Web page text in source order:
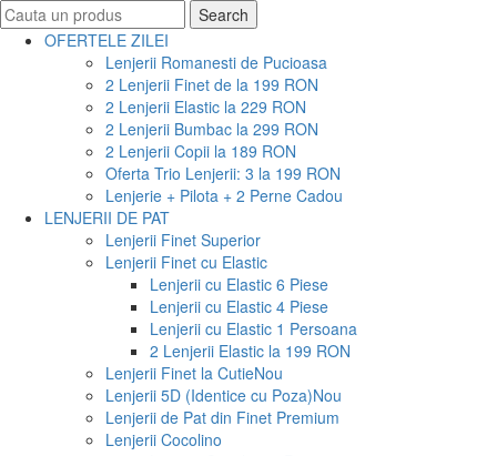
Search
for:
Search
OFERTELE ZILEI
Lenjerii Romanesti de Pucioasa
2 Lenjerii Finet de la 199 RON
2 Lenjerii Elastic la 229 RON
2 Lenjerii Bumbac la 299 RON
2 Lenjerii Copii la 189 RON
Oferta Trio Lenjerii: 3 la 199 RON
Lenjerie + Pilota + 2 Perne Cadou
LENJERII DE PAT
Lenjerii Finet Superior
Lenjerii Finet cu Elastic
Lenjerii cu Elastic 6 Piese
Lenjerii cu Elastic 4 Piese
Lenjerii cu Elastic 1 Persoana
2 Lenjerii Elastic la 199 RON
Lenjerii Finet la CutieNou
Lenjerii 5D (Identice cu Poza)Nou
Lenjerii de Pat din Finet Premium
Lenjerii Cocolino